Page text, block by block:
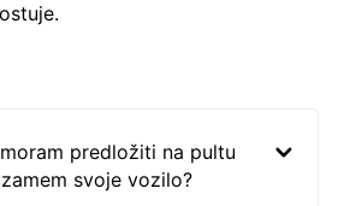
predložiti na pultu
svoje vozilo?